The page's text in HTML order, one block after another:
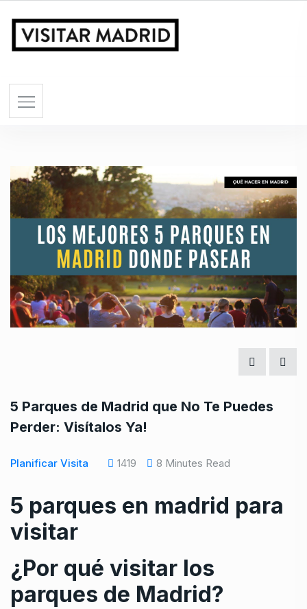
5 Parques de Madrid que No Te Puedes
Perder: Visítalos Ya!
Planificar Visita 1419 8 Minutes Read
5 parques en madrid para
visitar
¿Por qué visitar los
parques de Madrid?